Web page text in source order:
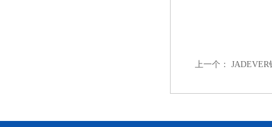
上一个： JADEVER